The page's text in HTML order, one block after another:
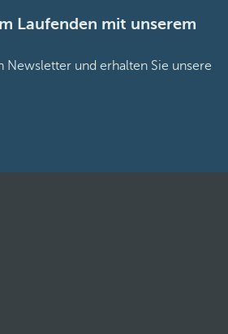
Laufenden mit unserem
Newsletter und erhalten Sie unsere